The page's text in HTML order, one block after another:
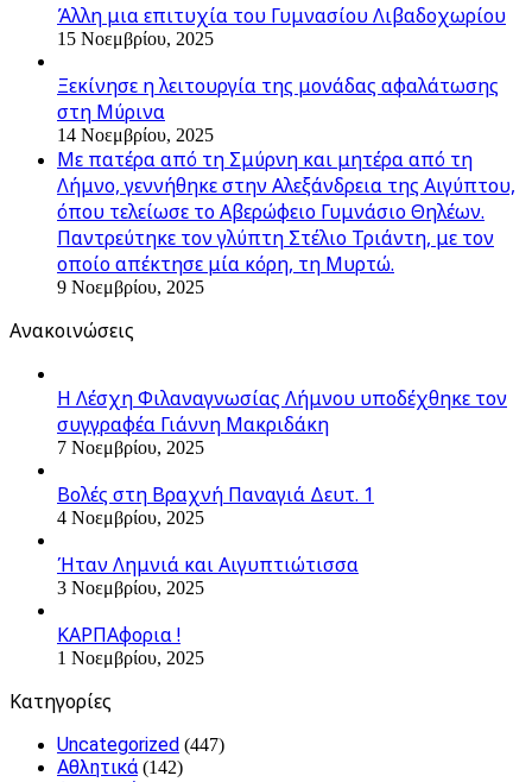
Άλλη μια επιτυχία του Γυμνασίου Λιβαδοχωρίου
15 Νοεμβρίου, 2025
Ξεκίνησε η λειτουργία της μονάδας αφαλάτωσης
στη Μύρινα
14 Νοεμβρίου, 2025
Με πατέρα από τη Σμύρνη και μητέρα από τη
Λήμνο, γεννήθηκε στην Αλεξάνδρεια της Αιγύπτου,
όπου τελείωσε το Αβερώφειο Γυμνάσιο Θηλέων.
Παντρεύτηκε τον γλύπτη Στέλιο Τριάντη, με τον
οποίο απέκτησε μία κόρη, τη Μυρτώ.
9 Νοεμβρίου, 2025
Ανακοινώσεις
Η Λέσχη Φιλαναγνωσίας Λήμνου υποδέχθηκε τον
συγγραφέα Γιάννη Μακριδάκη
7 Νοεμβρίου, 2025
Βολές στη Βραχνή Παναγιά Δευτ. 1
4 Νοεμβρίου, 2025
Ήταν Λημνιά και Αιγυπτιώτισσα
3 Νοεμβρίου, 2025
ΚΑΡΠΑφορια !
1 Νοεμβρίου, 2025
Kατηγορίες
Uncategorized (447)
Αθλητικά (142)